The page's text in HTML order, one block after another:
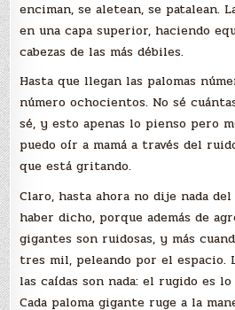
enciman, se aletean, se patalean.
en una capa superior, haciendo
cabezas de las más débiles.
Hasta que llegan las palomas
número ochocientos. No sé
sé, y esto apenas lo pienso pero
puedo oír a mamá a través del
que está gritando.
Claro, hasta ahora no dije nada
haber dicho, porque además de
gigantes son ruidosas, y más
tres mil, peleando por el espacio.
las caídas son nada: el rugido es
Cada paloma gigante ruge a la